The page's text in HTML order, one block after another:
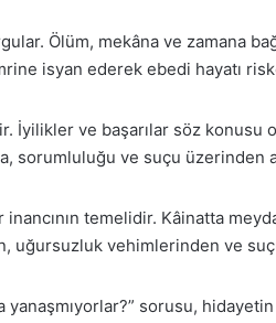
Ölüm, mekâna ve zamana
isyan ederek ebedi hayatı
İyilikler ve başarılar söz konusu
sorumluluğu ve suçu üzerinden
inancının temelidir. Kâinatta
uğursuzluk vehimlerinden ve
sorusu,